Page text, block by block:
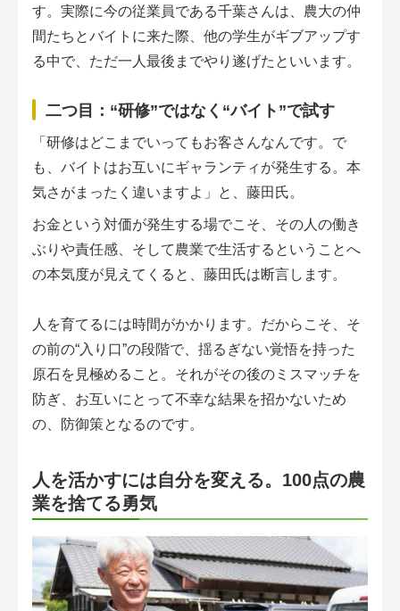
す。実際に今の従業員である千葉さんは、農大の仲
間たちとバイトに来た際、他の学生がギブアップす
る中で、ただ一人最後までやり遂げたといいます。
二つ目：“研修”ではなく“バイト”で試す
「研修はどこまでいってもお客さんなんです。で
も、バイトはお互いにギャランティが発生する。本
気さがまったく違いますよ」と、藤田氏。
お金という対価が発生する場でこそ、その人の働き
ぶりや責任感、そして農業で生活するということへ
の本気度が見えてくると、藤田氏は断言します。
人を育てるには時間がかかります。だからこそ、そ
の前の“入り口”の段階で、揺るぎない覚悟を持った
原石を見極めること。それがその後のミスマッチを
防ぎ、お互いにとって不幸な結果を招かないため
の、防御策となるのです。
人を活かすには自分を変える。100点の農
業を捨てる勇気